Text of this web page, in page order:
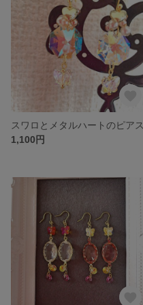
スワロとメタルハートのピアス
1,100円